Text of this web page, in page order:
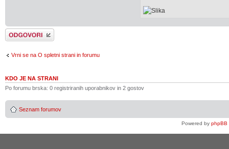
Napiši odgovor
Vrni se na O spletni strani in forumu
KDO JE NA STRANI
Po forumu brska: 0 registriranih uporabnikov in 2 gostov
Seznam forumov
Powered byphpBB